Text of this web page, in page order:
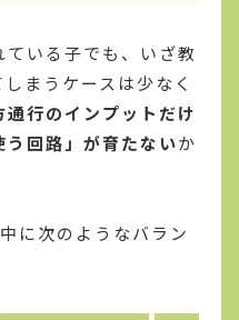
いる子でも、いざ教
まうケースは少なく
通行のインプットだけ
回路」が育たないか
に次のようなバラン